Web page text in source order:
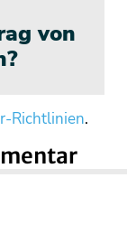
von
Richtlinien.